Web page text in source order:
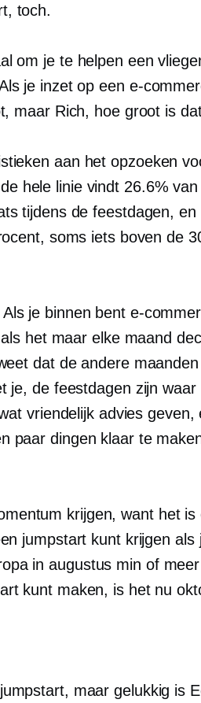
toch.
om je te helpen een
je inzet op een e-
maar Rich, hoe groot is
aan het opzoeken
hele linie vindt 26.6%
tijdens de feestdagen, en
soms iets boven de
je binnen bent e-
het maar elke maand
dat de andere
je, de feestdagen zijn waar
vriendelijk advies geven,
​​paar dingen klaar te
krijgen, want het is
jumpstart kunt krijgen als
in augustus min of
kunt maken, is het nu
maar gelukkig is